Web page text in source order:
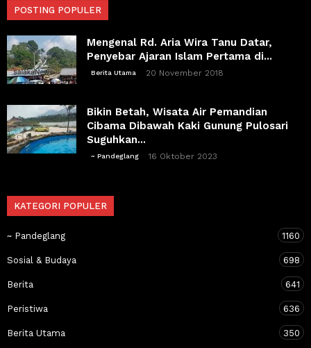
POSTING POPULER
Mengenal Rd. Aria Wira Tanu Datar,
Penyebar Ajaran Islam Pertama di...
Berita Utama 20 November 2018
Bikin Betah, Wisata Air Pemandian
Cibama Dibawah Kaki Gunung Pulosari
Suguhkan...
~ Pandeglang 16 Oktober 2023
KATEGORI POPULER
~ Pandeglang 1160
Sosial & Budaya 698
Berita 641
Peristiwa 636
Berita Utama 350